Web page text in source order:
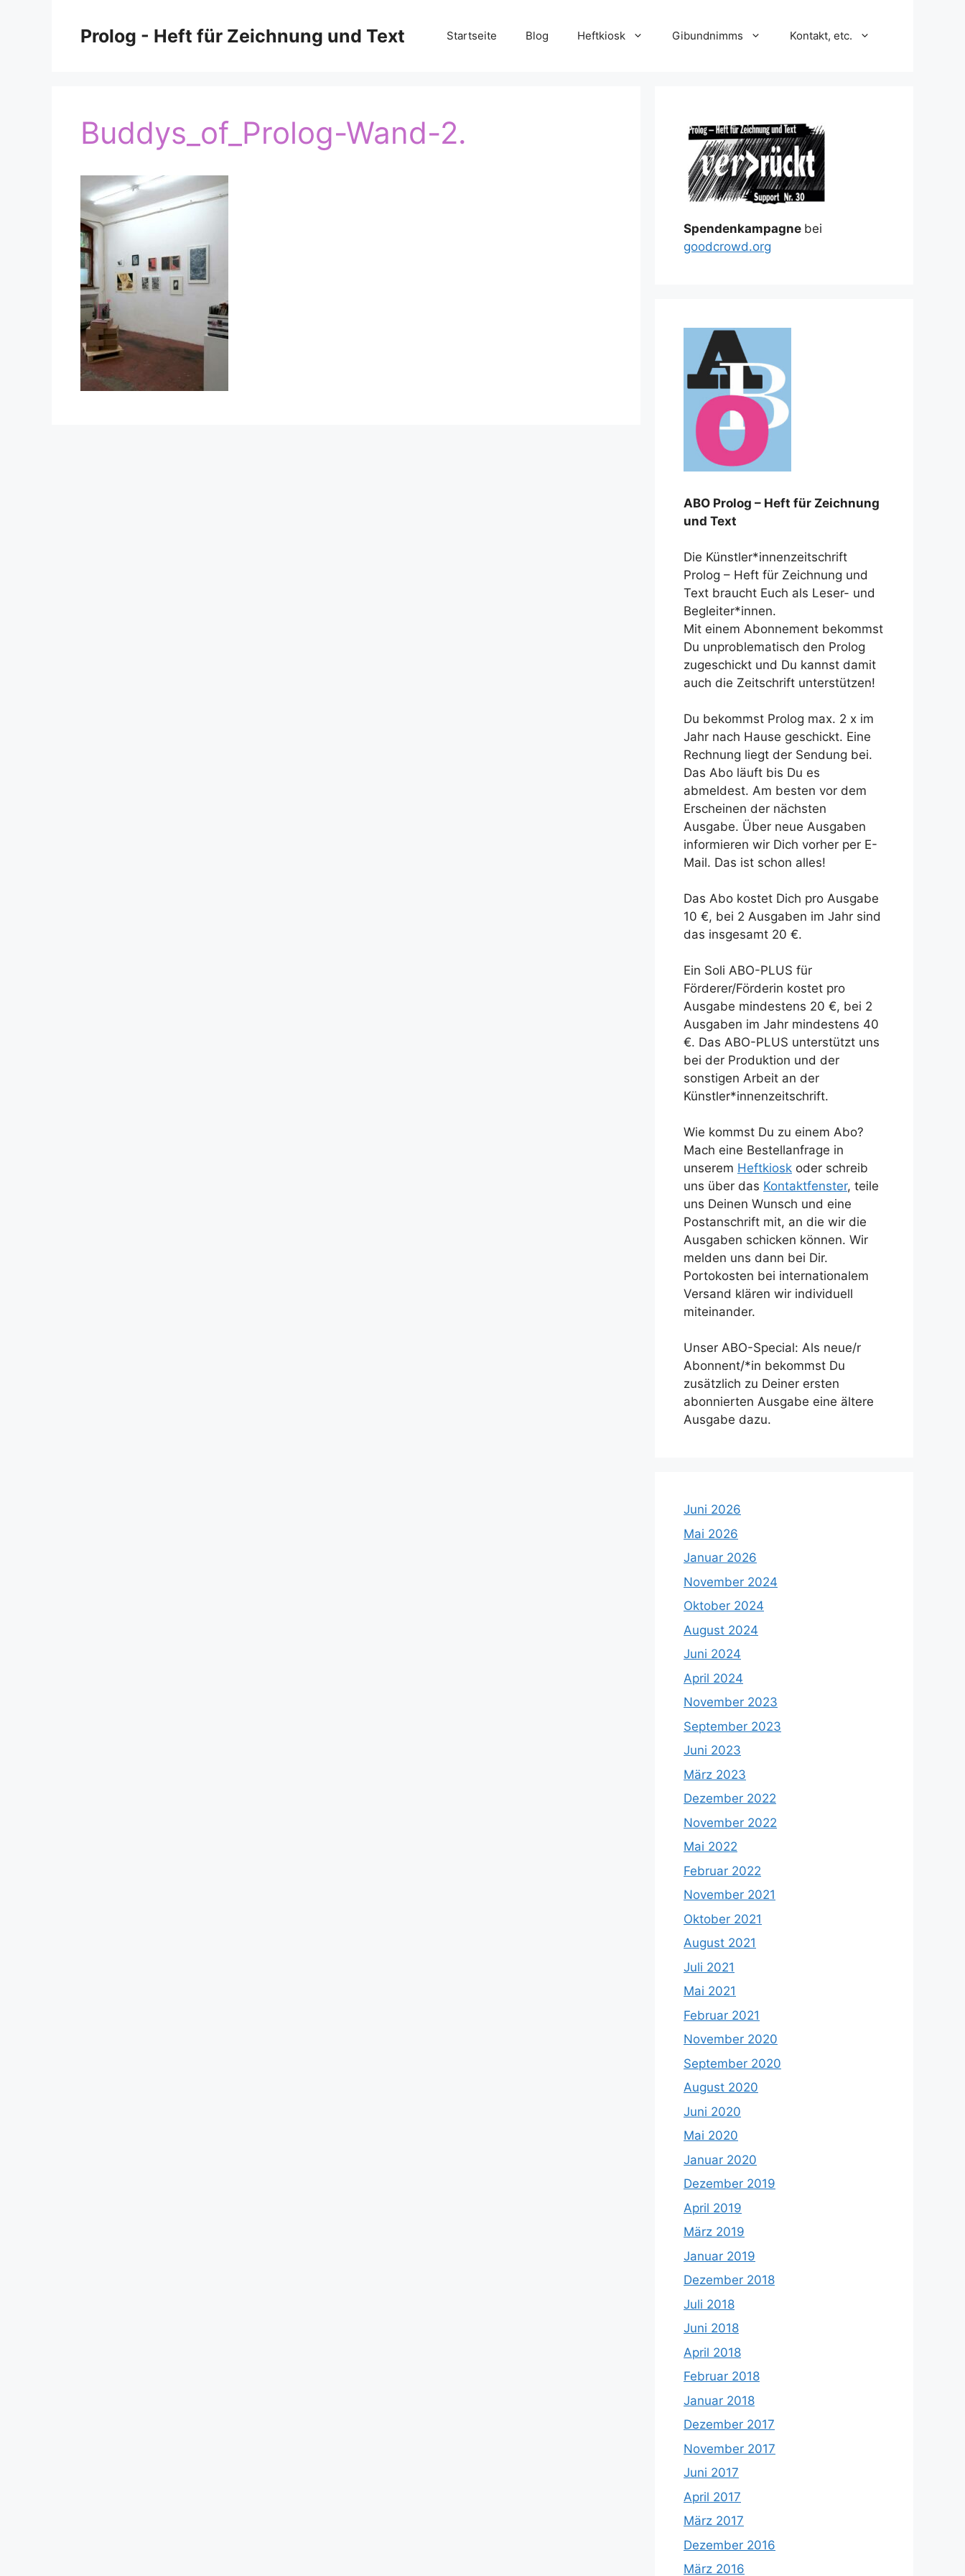
Prolog - Heft für Zeichnung und Text Startseite Blog Heftkiosk Gibundnimms Kontakt, etc.
Buddys_of_Prolog-Wand-2.
Spendenkampagne bei
goodcrowd.org
ABO Prolog – Heft für Zeichnung
und Text
Die Künstler*innenzeitschrift
Prolog – Heft für Zeichnung und
Text braucht Euch als Leser- und
Begleiter*innen.
Mit einem Abonnement bekommst
Du unproblematisch den Prolog
zugeschickt und Du kannst damit
auch die Zeitschrift unterstützen!
Du bekommst Prolog max. 2 x im
Jahr nach Hause geschickt. Eine
Rechnung liegt der Sendung bei.
Das Abo läuft bis Du es
abmeldest. Am besten vor dem
Erscheinen der nächsten
Ausgabe. Über neue Ausgaben
informieren wir Dich vorher per E-
Mail. Das ist schon alles!
Das Abo kostet Dich pro Ausgabe
10 €, bei 2 Ausgaben im Jahr sind
das insgesamt 20 €.
Ein Soli ABO-PLUS für
Förderer/Förderin kostet pro
Ausgabe mindestens 20 €, bei 2
Ausgaben im Jahr mindestens 40
€. Das ABO-PLUS unterstützt uns
bei der Produktion und der
sonstigen Arbeit an der
Künstler*innenzeitschrift.
Wie kommst Du zu einem Abo?
Mach eine Bestellanfrage in
unserem Heftkiosk oder schreib
uns über das Kontaktfenster, teile
uns Deinen Wunsch und eine
Postanschrift mit, an die wir die
Ausgaben schicken können. Wir
melden uns dann bei Dir.
Portokosten bei internationalem
Versand klären wir individuell
miteinander.
Unser ABO-Special: Als neue/r
Abonnent/*in bekommst Du
zusätzlich zu Deiner ersten
abonnierten Ausgabe eine ältere
Ausgabe dazu.
Juni 2026
Mai 2026
Januar 2026
November 2024
Oktober 2024
August 2024
Juni 2024
April 2024
November 2023
September 2023
Juni 2023
März 2023
Dezember 2022
November 2022
Mai 2022
Februar 2022
November 2021
Oktober 2021
August 2021
Juli 2021
Mai 2021
Februar 2021
November 2020
September 2020
August 2020
Juni 2020
Mai 2020
Januar 2020
Dezember 2019
April 2019
März 2019
Januar 2019
Dezember 2018
Juli 2018
Juni 2018
April 2018
Februar 2018
Januar 2018
Dezember 2017
November 2017
Juni 2017
April 2017
März 2017
Dezember 2016
März 2016